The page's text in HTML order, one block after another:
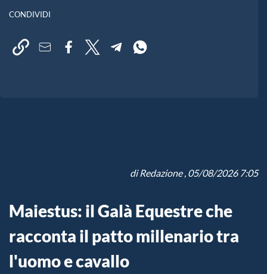
CONDIVIDI
diRedazione, 05/08/2026 7:05
Maiestus: il Galà Equestre che
racconta il patto millenario tra
l'uomo e cavallo